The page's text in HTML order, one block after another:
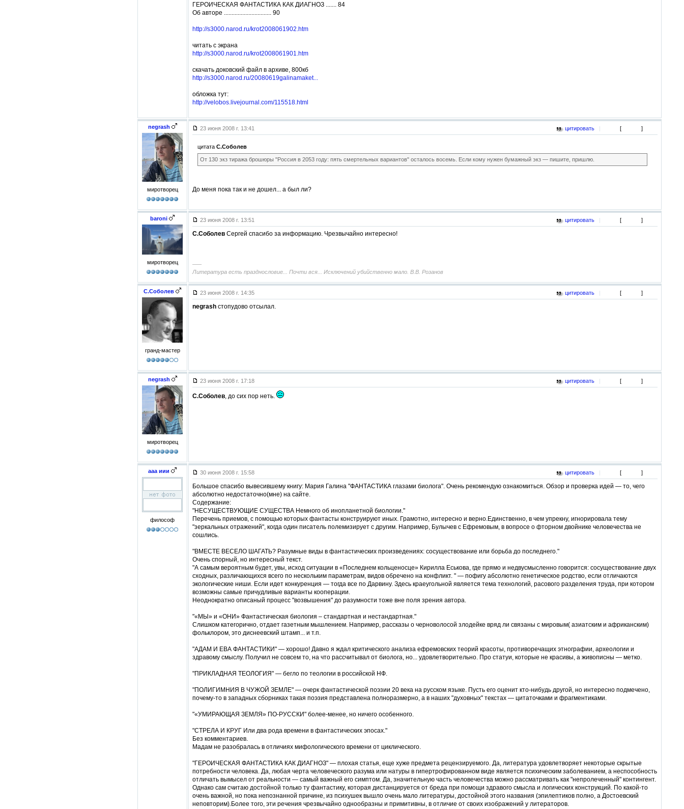
ГЕРОИЧЕСКАЯ ФАНТАСТИКА КАК ДИАГНОЗ ....... 84
Об авторе ............................... 90
http://s3000.narod.ru/krot2008061902.htm
читать с экрана
http://s3000.narod.ru/krot2008061901.htm
скачать доковский файл в архиве, 800кб
http://s3000.narod.ru/20080619galinamaket...
обложка тут:
http://velobos.livejournal.com/115518.html
negrash
миротворец
23 июня 2008 г. 13:41 цитировать [ ]
цитата С.Соболев
От 130 экз тиража брошюры "Россия в 2053 году: пять смертельных вариантов" осталось восемь. Если кому нужен бумажный экз — пишите, пришлю.
До меня пока так и не дошел... а был ли?
baroni
миротворец
23 июня 2008 г. 13:51 цитировать [ ]
С.Соболев Сергей спасибо за информацию. Чрезвычайно интересно!
–––
Литература есть празднословие... Почти вся... Исключений убийственно мало. В.В. Розанов
С.Соболев
гранд-мастер
23 июня 2008 г. 14:35 цитировать [ ]
negrash стопудово отсылал.
negrash
миротворец
23 июня 2008 г. 17:18 цитировать [ ]
С.Соболев, до сих пор неть.
ааа иии
философ
30 июня 2008 г. 15:58 цитировать [ ]
Большое спасибо вывесившему книгу: Мария Галина "ФАНТАСТИКА глазами биолога". Очень рекомендую ознакомиться. Обзор и проверка идей — то, чего
абсолютно недостаточно(мне) на сайте.
Содержание:
"НЕСУЩЕСТВУЮЩИЕ СУЩЕСТВА Немного об инопланетной биологии."
Перечень приемов, с помощью которых фантасты конструируют иных. Грамотно, интересно и верно.Единственно, в чем упрекну, игнорировала тему
"зеркальных отражений", когда один писатель полемизирует с другим. Например, Булычев с Ефремовым, в вопросе о фторном двойнике человечества не
сошлись.
"ВМЕСТЕ ВЕСЕЛО ШАГАТЬ? Разумные виды в фантастических произведениях: сосуществование или борьба до последнего."
Очень спорный, но интересный текст.
"А самым вероятным будет, увы, исход ситуации в «Последнем кольценосце» Кирилла Еськова, где прямо и недвусмысленно говорится: сосуществование двух
сходных, различающихся всего по нескольким параметрам, видов обречено на конфликт. " — пофигу абсолютно генетическое родство, если отличаются
экологические ниши. Если идет конкуренция — тогда все по Дарвину. Здесь краеугольной является тема технологий, расового разделения труда, при котором
возможны самые причудливые варианты кооперации.
Неоднократно описаный процесс "возвышения" до разумности тоже вне поля зрения автора.
"«МЫ» и «ОНИ» Фантастическая биология – стандартная и нестандартная."
Слишком категорично, отдает газетным мышлением. Например, рассказы о черноволосой злодейке вряд ли связаны с мировым( азиатским и африканским)
фольклором, это диснеевский штамп... и т.п.
"АДАМ И ЕВА ФАНТАСТИКИ" — хорошо! Давно я ждал критического анализа ефремовских теорий красоты, противоречащих этнографии, археологии и
здравому смыслу. Получил не совсем то, на что рассчитывал от биолога, но... удовлетворительно. Про статуи, которые не красивы, а живописны — метко.
"ПРИКЛАДНАЯ ТЕОЛОГИЯ" — бегло по теологии в российской НФ.
"ПОЛИГИМНИЯ В ЧУЖОЙ ЗЕМЛЕ" — очерк фантастической поэзии 20 века на русском языке. Пусть его оценит кто-нибудь другой, но интересно подмечено,
почему-то в западных сборниках такая поэзия представлена полноразмерно, а в наших "духовных" текстах — цитаточками и фрагментиками.
"«УМИРАЮЩАЯ ЗЕМЛЯ» ПО-РУССКИ" более-менее, но ничего особенного.
"СТРЕЛА И КРУГ Или два рода времени в фантастических эпосах."
Без комментариев.
Мадам не разобралась в отличиях мифологического времени от циклического.
"ГЕРОИЧЕСКАЯ ФАНТАСТИКА КАК ДИАГНОЗ" — плохая статья, еще хуже предмета рецензируемого. Да, литература удовлетворяет некоторые скрытые
потребности человека. Да, любая черта человеческого разума или натуры в гипертрофированном виде является психическим заболеванием, а неспособность
отличать вымысел от реальности — самый важный его симптом. Да, значительную часть человечества можно рассматривать как "непролеченный" контингент.
Однако сам считаю достойной только ту фантастику, которая дистанцируется от бреда при помощи здравого смысла и логических конструкций. По какой-то
очень важной, но пока непознанной причине, из психушек вышло очень мало литературы, достойной этого названия (эпилептиков полно, а Достоевский
неповторим).Более того, эти речения чрезвычайно однообразны и примитивны, в отличие от своих изображений у литераторов.